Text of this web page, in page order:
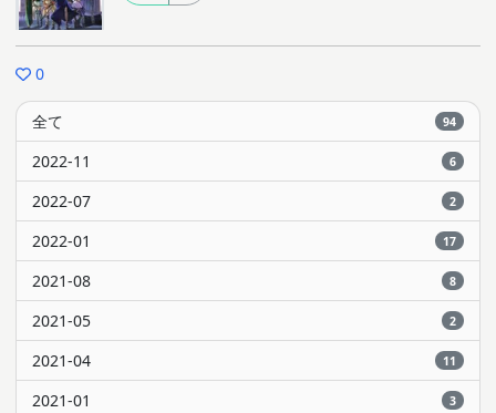
0
全て 94
2022-11 6
2022-07 2
2022-01 17
2021-08 8
2021-05 2
2021-04 11
2021-01 3